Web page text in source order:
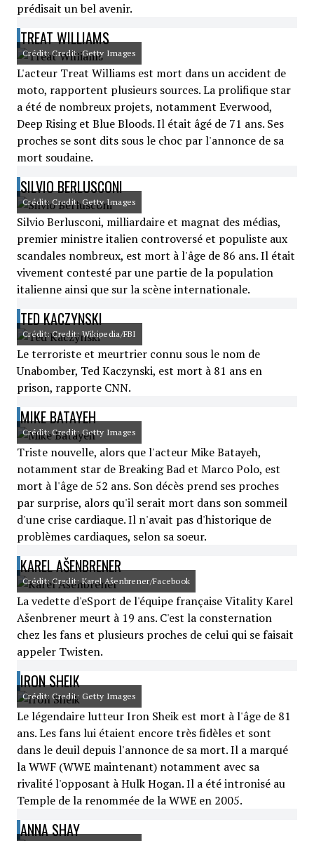
prédisait un bel avenir.
TREAT WILLIAMS
Crédit: Credit: Getty Images
L'acteur Treat Williams est mort dans un accident de
moto, rapportent plusieurs sources. La prolifique star
a été de nombreux projets, notamment Everwood,
Deep Rising et Blue Bloods. Il était âgé de 71 ans. Ses
proches se sont dits sous le choc par l'annonce de sa
mort soudaine.
SILVIO BERLUSCONI
Crédit: Credit: Getty Images
Silvio Berlusconi, milliardaire et magnat des médias,
premier ministre italien controversé et populiste aux
scandales nombreux, est mort à l'âge de 86 ans. Il était
vivement contesté par une partie de la population
italienne ainsi que sur la scène internationale.
TED KACZYNSKI
Crédit: Credit: Wikipedia/FBI
Le terroriste et meurtrier connu sous le nom de
Unabomber, Ted Kaczynski, est mort à 81 ans en
prison, rapporte CNN.
MIKE BATAYEH
Crédit: Credit: Getty Images
Triste nouvelle, alors que l'acteur Mike Batayeh,
notamment star de Breaking Bad et Marco Polo, est
mort à l'âge de 52 ans. Son décès prend ses proches
par surprise, alors qu'il serait mort dans son sommeil
d'une crise cardiaque. Il n'avait pas d'historique de
problèmes cardiaques, selon sa soeur.
KAREL AŠENBRENER
Crédit: Credit: Karel Ašenbrener/Facebook
La vedette d'eSport de l'équipe française Vitality Karel
Ašenbrener meurt à 19 ans. C'est la consternation
chez les fans et plusieurs proches de celui qui se faisait
appeler Twisten.
IRON SHEIK
Crédit: Credit: Getty Images
Le légendaire lutteur Iron Sheik est mort à l'âge de 81
ans. Les fans lui étaient encore très fidèles et sont
dans le deuil depuis l'annonce de sa mort. Il a marqué
la WWF (WWE maintenant) notamment avec sa
rivalité l'opposant à Hulk Hogan. Il a été intronisé au
Temple de la renommée de la WWE en 2005.
ANNA SHAY